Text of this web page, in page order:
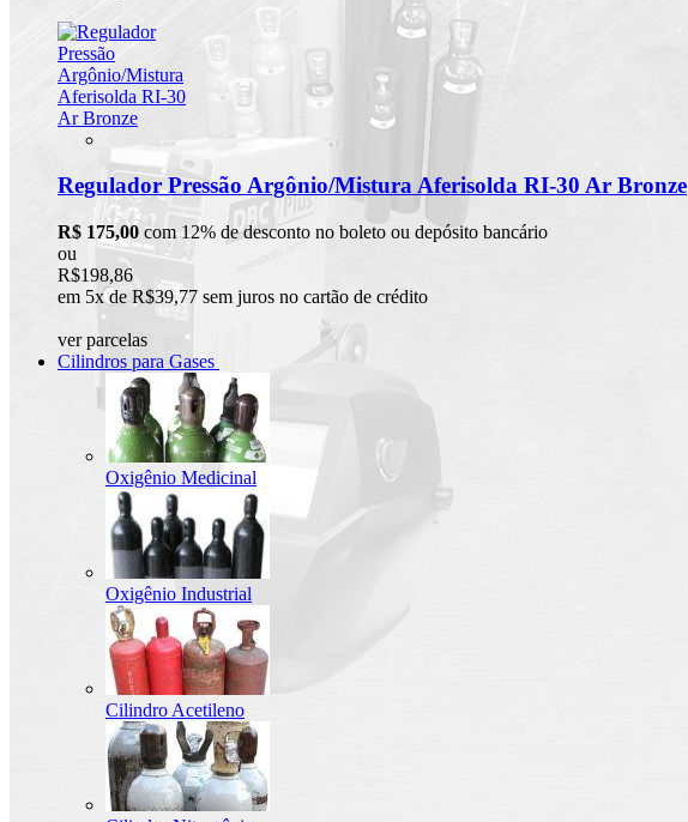
Regulador Pressão Argônio/Mistura Aferisolda RI-30 Ar Bronze
R$ 175,00 com 12% de desconto no boleto ou depósito bancário
ou
R$198,86
em 5x de R$39,77 sem juros no cartão de crédito
ver parcelas
Cilindros para Gases
Oxigênio Medicinal
Oxigênio Industrial
Cilindro Acetileno